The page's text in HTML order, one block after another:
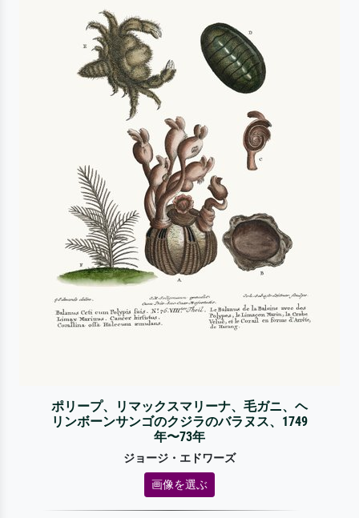
ポリープ、リマックスマリーナ、毛ガニ、ヘ
リンボーンサンゴのクジラのバラヌス、1749
年〜73年
ジョージ・エドワーズ
画像を選ぶ